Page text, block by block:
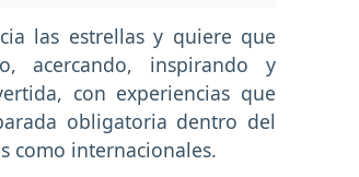
las estrellas y quiere que
acercando, inspirando y
con experiencias que
obligatoria dentro del
como internacionales.